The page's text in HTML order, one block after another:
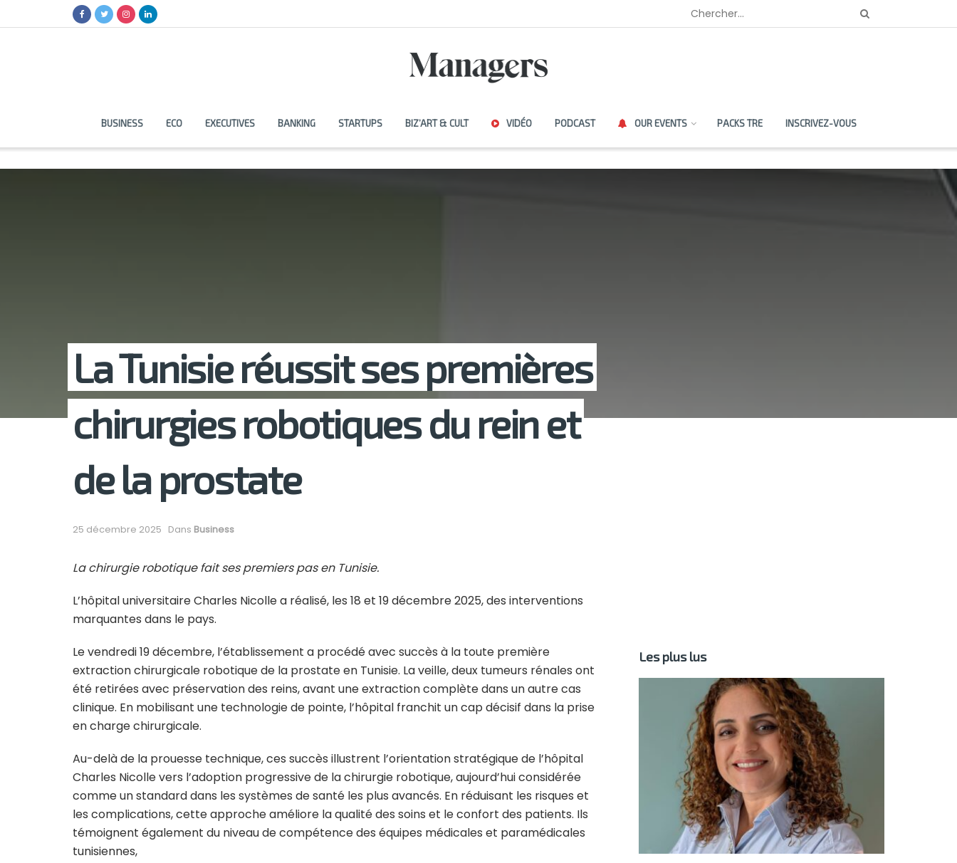
BUSINESS ECO EXECUTIVES BANKING STARTUPS BIZ’ART & CULT VIDÉO PODCAST OUR EVENTS PACKS TRE INSCRIVEZ-VOUS
La Tunisie réussit ses premières
chirurgies robotiques du rein et
de la prostate
25 décembre 2025 Dans Business
La chirurgie robotique fait ses premiers pas en Tunisie.
L’hôpital universitaire Charles Nicolle a réalisé, les 18 et 19 décembre 2025, des interventions
marquantes dans le pays.
Le vendredi 19 décembre, l’établissement a procédé avec succès à la toute première
extraction chirurgicale robotique de la prostate en Tunisie. La veille, deux tumeurs rénales ont
été retirées avec préservation des reins, avant une extraction complète dans un autre cas
clinique. En mobilisant une technologie de pointe, l’hôpital franchit un cap décisif dans la prise
en charge chirurgicale.
Au-delà de la prouesse technique, ces succès illustrent l’orientation stratégique de l’hôpital
Charles Nicolle vers l’adoption progressive de la chirurgie robotique, aujourd’hui considérée
comme un standard dans les systèmes de santé les plus avancés. En réduisant les risques et
les complications, cette approche améliore la qualité des soins et le confort des patients. Ils
témoignent également du niveau de compétence des équipes médicales et paramédicales
tunisiennes,
Les plus lus